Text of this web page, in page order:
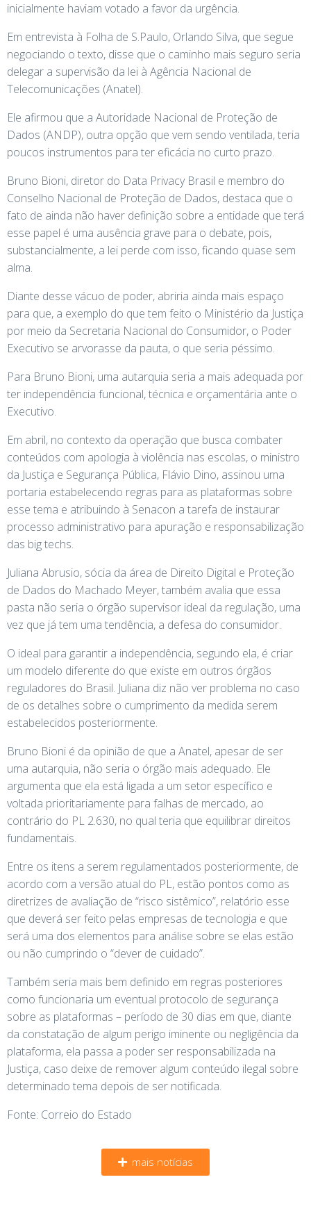
inicialmente haviam votado a favor da urgência.
Em entrevista à Folha de S.Paulo, Orlando Silva, que segue
negociando o texto, disse que o caminho mais seguro seria
delegar a supervisão da lei à Agência Nacional de
Telecomunicações (Anatel).
Ele afirmou que a Autoridade Nacional de Proteção de
Dados (ANDP), outra opção que vem sendo ventilada, teria
poucos instrumentos para ter eficácia no curto prazo.
Bruno Bioni, diretor do Data Privacy Brasil e membro do
Conselho Nacional de Proteção de Dados, destaca que o
fato de ainda não haver definição sobre a entidade que terá
esse papel é uma ausência grave para o debate, pois,
substancialmente, a lei perde com isso, ficando quase sem
alma.
Diante desse vácuo de poder, abriria ainda mais espaço
para que, a exemplo do que tem feito o Ministério da Justiça
por meio da Secretaria Nacional do Consumidor, o Poder
Executivo se arvorasse da pauta, o que seria péssimo.
Para Bruno Bioni, uma autarquia seria a mais adequada por
ter independência funcional, técnica e orçamentária ante o
Executivo.
Em abril, no contexto da operação que busca combater
conteúdos com apologia à violência nas escolas, o ministro
da Justiça e Segurança Pública, Flávio Dino, assinou uma
portaria estabelecendo regras para as plataformas sobre
esse tema e atribuindo à Senacon a tarefa de instaurar
processo administrativo para apuração e responsabilização
das big techs.
Juliana Abrusio, sócia da área de Direito Digital e Proteção
de Dados do Machado Meyer, também avalia que essa
pasta não seria o órgão supervisor ideal da regulação, uma
vez que já tem uma tendência, a defesa do consumidor.
O ideal para garantir a independência, segundo ela, é criar
um modelo diferente do que existe em outros órgãos
reguladores do Brasil. Juliana diz não ver problema no caso
de os detalhes sobre o cumprimento da medida serem
estabelecidos posteriormente.
Bruno Bioni é da opinião de que a Anatel, apesar de ser
uma autarquia, não seria o órgão mais adequado. Ele
argumenta que ela está ligada a um setor específico e
voltada prioritariamente para falhas de mercado, ao
contrário do PL 2.630, no qual teria que equilibrar direitos
fundamentais.
Entre os itens a serem regulamentados posteriormente, de
acordo com a versão atual do PL, estão pontos como as
diretrizes de avaliação de “risco sistêmico”, relatório esse
que deverá ser feito pelas empresas de tecnologia e que
será uma dos elementos para análise sobre se elas estão
ou não cumprindo o “dever de cuidado”.
Também seria mais bem definido em regras posteriores
como funcionaria um eventual protocolo de segurança
sobre as plataformas – período de 30 dias em que, diante
da constatação de algum perigo iminente ou negligência da
plataforma, ela passa a poder ser responsabilizada na
Justiça, caso deixe de remover algum conteúdo ilegal sobre
determinado tema depois de ser notificada.
Fonte: Correio do Estado
mais notícias